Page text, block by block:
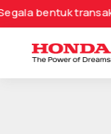
transaksi